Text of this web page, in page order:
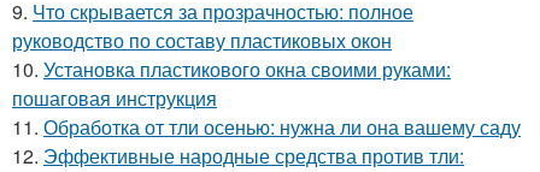
9. Что скрывается за прозрачностью: полное
руководство по составу пластиковых окон
10. Установка пластикового окна своими руками:
пошаговая инструкция
11. Обработка от тли осенью: нужна ли она вашему саду
12. Эффективные народные средства против тли: